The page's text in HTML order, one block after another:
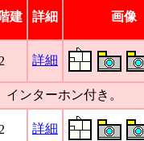
建 詳細 画像
詳細
ンターホン付き。
詳細